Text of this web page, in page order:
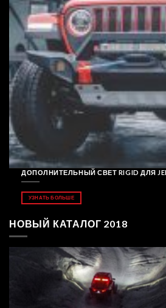
ДОПОЛНИТЕЛЬНЫЙ СВЕТ RIGID ДЛЯ
УЗНАТЬ БОЛЬШЕ
НОВЫЙ КАТАЛОГ 2018